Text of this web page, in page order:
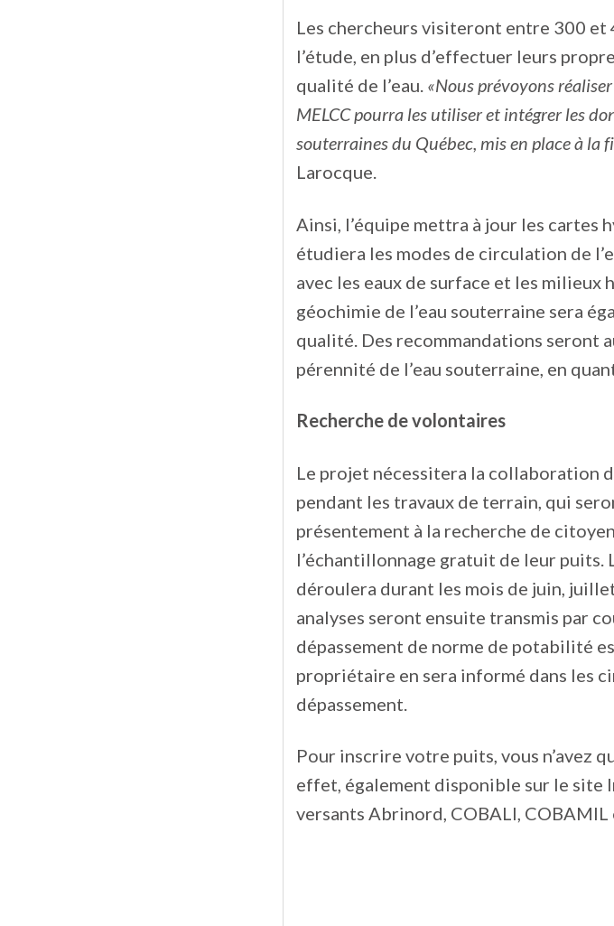
Les chercheurs visiteront entre 300
l’étude, en plus d’effectuer leurs
qualité de l’eau. «Nous prévoyons
MELCC pourra les utiliser et intégrer les
souterraines du Québec, mis en place à la
Larocque.
Ainsi, l’équipe mettra à jour les cartes
étudiera les modes de circulation de
avec les eaux de surface et les milieux
géochimie de l’eau souterraine sera
qualité. Des recommandations seront
pérennité de l’eau souterraine, en
Recherche de volontaires
Le projet nécessitera la collaboration
pendant les travaux de terrain, qui
présentement à la recherche de
l’échantillonnage gratuit de leur puits.
déroulera durant les mois de juin,
analyses seront ensuite transmis par
dépassement de norme de potabilité
propriétaire en sera informé dans les
dépassement.
Pour inscrire votre puits, vous n’avez
effet, également disponible sur le site
versants Abrinord, COBALI, COBAMIL